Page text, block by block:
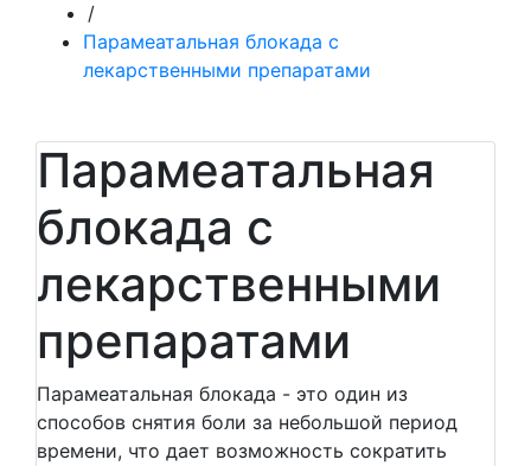
/
Парамеатальная блокада с
лекарственными препаратами
Парамеатальная
блокада с
лекарственными
препаратами
Парамеатальная блокада - это один из
способов снятия боли за небольшой период
времени, что дает возможность сократить